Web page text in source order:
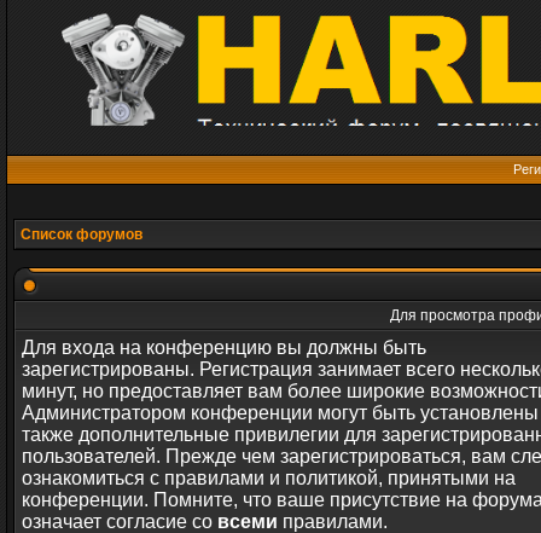
Список форумов
Для просмотра
Для входа на конференцию вы должны быть
зарегистрированы. Регистрация занимает всего
минут, но предоставляет вам более широкие
Администратором конференции могут быть установлены
также дополнительные привилегии для
пользователей. Прежде чем зарегистрироваться, вам
ознакомиться с правилами и политикой, принятыми на
конференции. Помните, что ваше присутствие на
означает согласие со всеми правилами.